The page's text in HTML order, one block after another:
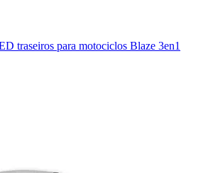
traseiros para motociclos Blaze 3en1